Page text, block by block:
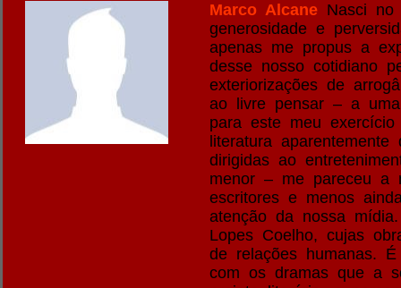
Marco Alcane Nasci no
generosidade e
apenas me propus a
desse nosso cotidiano
exteriorizações de
ao livre pensar – a
para este meu
literatura
dirigidas ao
menor – me pareceu a
escritores e menos
atenção da nossa
Lopes Coelho, cujas
de relações humanas.
com os dramas que a